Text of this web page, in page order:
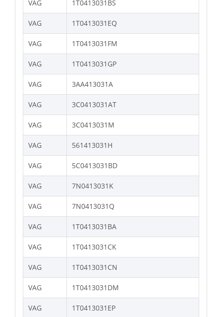
VAG 1T0413031BS
VAG 1T0413031EQ
VAG 1T0413031FM
VAG 1T0413031GP
VAG 3AA413031A
VAG 3C0413031AT
VAG 3C0413031M
VAG 561413031H
VAG 5C0413031BD
VAG 7N0413031K
VAG 7N0413031Q
VAG 1T0413031BA
VAG 1T0413031CK
VAG 1T0413031CN
VAG 1T0413031DM
VAG 1T0413031EP